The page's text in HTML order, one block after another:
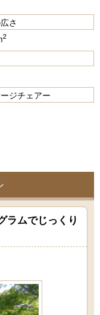
さ
2
ジチェアー
ラムでじっくり